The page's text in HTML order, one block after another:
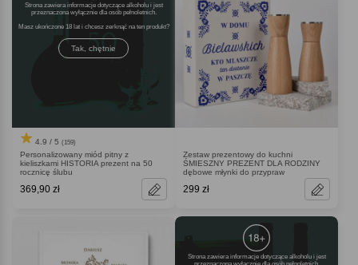
Strona zawiera informacje dotyczące alkoholu i jest
przeznaczona wyłącznie dla osób pełnoletnich.
Masz ukończone 18 lat i chcesz zerknąć na ten produkt
Tak, chętnie
4.9 / 5 (159)
Personalizowany miód pitny z
kieliszkami HISTORIA prezent na 50
rocznicę ślubu
369,90 zł
Zestaw prezentowy do kuchni
ŚMIESZNY PREZENT DLA RODZINY
dębowe młynki do przypraw
299 zł
Strona zawiera informacje dotyczące alkoholu i jest